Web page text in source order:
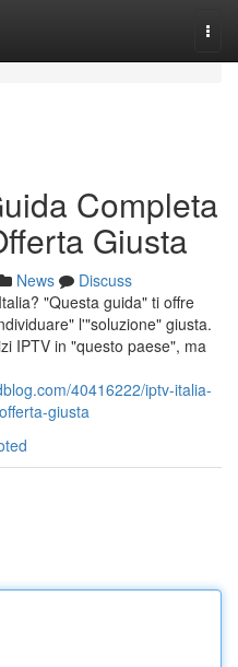
Completa
Giusta
News
Discuss
"Questa guida" ti offre
l'"soluzione" giusta.
IPTV in "questo paese", ma
40416222/iptv-italia-
giusta